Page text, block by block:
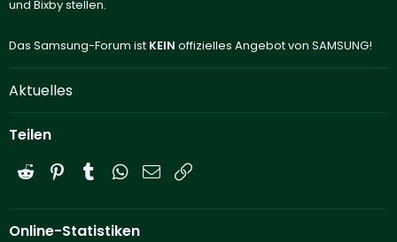
und Bixby stellen.
Das Samsung-Forum ist KEIN offizielles Angebot von SAMSUNG!
Aktuelles
Teilen
Reddit PinterestTumblrWhatsApp
E-Mail
Online-Statistiken